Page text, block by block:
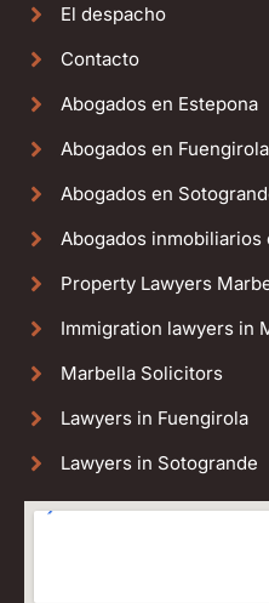
El despacho
Contacto
Abogados en Estepona
Abogados en Fuengirola
Abogados en
Abogados inmobiliarios
Property Lawyers
Immigration lawyers in
Marbella Solicitors
Lawyers in Fuengirola
Lawyers in Sotogrande